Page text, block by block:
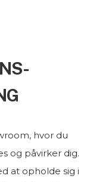
hvor du
og påvirker dig.
at opholde sig i